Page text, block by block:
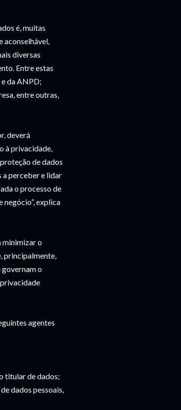
é, muitas
aconselhável,
diversas
Entre estas
da ANPD;
entre outras,
deverá
à privacidade,
de dados
a perceber e lidar
o processo de
explica
minimizar o
principalmente,
governam o
agentes
titular de dados;
dados pessoais,